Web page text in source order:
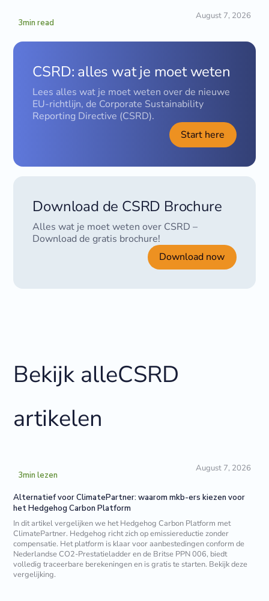
3min read
August 7, 2026
CSRD: alles wat je moet weten
Lees alles wat je moet weten over de nieuwe
EU-richtlijn, de Corporate Sustainability
Reporting Directive (CSRD).
Start here
Download de CSRD Brochure
Alles wat je moet weten over CSRD –
Download de gratis brochure!
Download now
Bekijk alleCSRD
artikelen
3min lezen
August 7, 2026
Alternatief voor ClimatePartner: waarom mkb-ers kiezen voor
het Hedgehog Carbon Platform
In dit artikel vergelijken we het Hedgehog Carbon Platform met
ClimatePartner. Hedgehog richt zich op emissiereductie zonder
compensatie. Het platform is klaar voor aanbestedingen conform de
Nederlandse CO2-Prestatieladder en de Britse PPN 006, biedt
volledig traceerbare berekeningen en is gratis te starten. Bekijk deze
vergelijking.